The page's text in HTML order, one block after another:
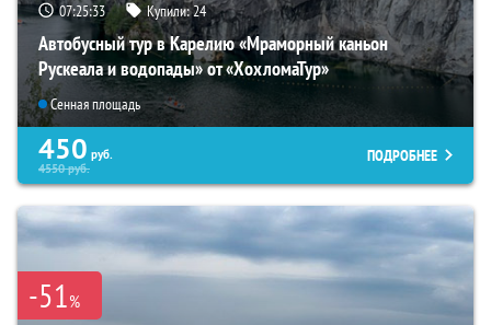
07:25:32 Купили:24
Автобусный тур в Карелию «Мраморный каньон
Рускеала и водопады» от «ХохломаТур»
Сенная площадь
450 руб.
4550руб.
ПОДРОБНЕЕ
-51%